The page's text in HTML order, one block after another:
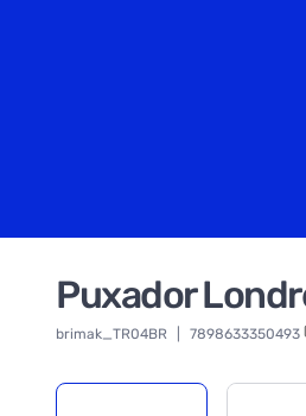
Puxador
brimak_TR04BR 7898633350493